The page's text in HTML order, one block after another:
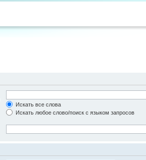
Искать все слова
Искать любое слово/поиск с языком запросов